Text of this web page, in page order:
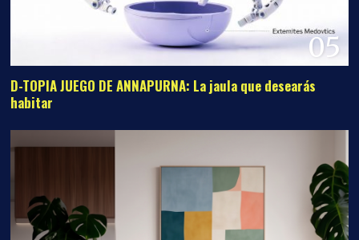
05
D-TOPIA JUEGO DE ANNAPURNA: La jaula que desearás
habitar